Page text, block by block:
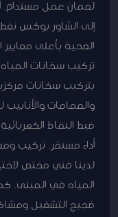
لضمان عمل مستدام.
إلى الشاور بوكس
الصحية بأعلى معايير
تركيب سخانات
بتركيب سخانات
والصمامات
ضبط النقاط
أداء مستقر. تركيب
لدينا فني مختص
المياه في المبنى.
ضجيج التشغيل